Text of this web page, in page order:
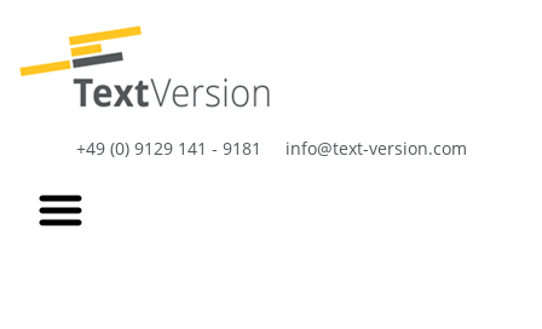
+49 (0) 9129 141 - 9181 info@text-version.com